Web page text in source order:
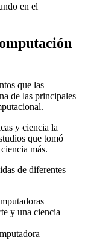
en el
que las
de las principales
y ciencia la
que tomó
más.
de diferentes
y una ciencia